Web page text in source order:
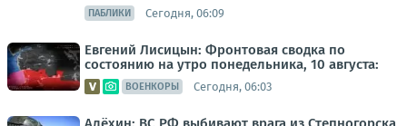
ПАБЛИКИ Сегодня, 06:09
Евгений Лисицын: Фронтовая сводка по
состоянию на утро понедельника, 10 августа:
ВОЕНКОРЫ Сегодня, 06:03